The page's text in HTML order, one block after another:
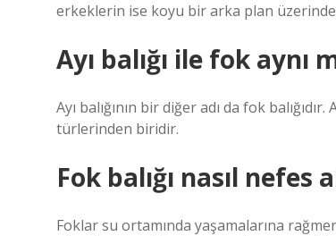
erkeklerin ise koyu bir arka plan üzerinde
Ayı balığı ile fok aynı
Ayı balığının bir diğer adı da fok
türlerinden biridir.
Fok balığı nasıl nefes
Foklar su ortamında yaşamalarına